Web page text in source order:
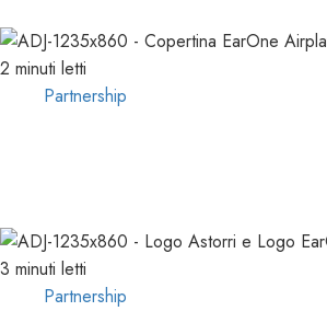
2 minuti letti
Partnership
3 minuti letti
Partnership